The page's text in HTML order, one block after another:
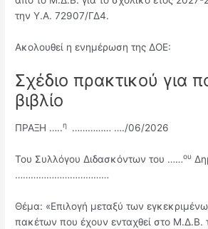
την Υ.Α. 72907/ΓΔ4.
Ακολουθεί η ενημέρωση της ΔΟΕ:
Σχέδιο πρακτικού για
βιβλίο
ΠΡΑΞΗ …..η …………… …./06/2026
Του Συλλόγου Διδασκόντων του ……ου
………………………………
Θέμα: «Επιλογή μεταξύ των
πακέτων που έχουν ενταχθεί στο Μ.Δ.Β.